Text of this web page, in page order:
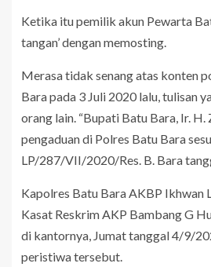
Ketika itu pemilik akun Pewarta
tangan’ dengan memosting.
Merasa tidak senang atas konten
Bara pada 3 Juli 2020 lalu, tulisan
orang lain. “Bupati Batu Bara, Ir.
pengaduan di Polres Batu Bara
LP/287/VII/2020/Res. B. Bara
Kapolres Batu Bara AKBP Ikhwan
Kasat Reskrim AKP Bambang G
di kantornya, Jumat tanggal 4/9/
peristiwa tersebut.